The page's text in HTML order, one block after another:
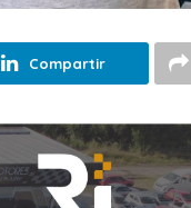
Compartir